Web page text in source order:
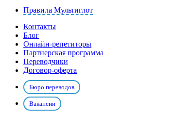
Правила Мультиглот
Контакты
Блог
Онлайн-репетиторы
Партнерская программа
Переводчики
Договор-оферта
Бюро переводов
Вакансии